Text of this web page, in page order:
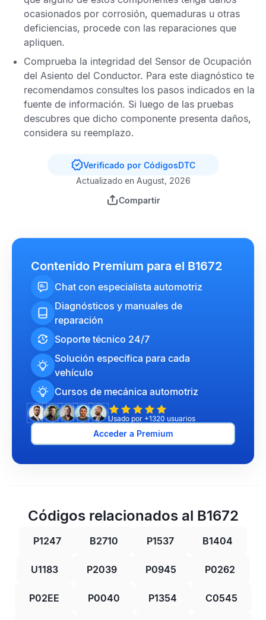
ocasionados por corrosión, quemaduras u otras
deficiencias, procede con las reparaciones que
apliquen.
Comprueba la integridad del Sensor de Ocupación
del Asiento del Conductor. Para este diagnóstico te
recomendamos consultes los pasos indicados en la
fuente de información. Si luego de las pruebas
descubres que dicho componente presenta daños,
considera su reemplazo.
Verificado por CódigosDTC
Actualizado en August, 2026
Compartir
Contenido Premium para el B1672
Chat con especialista automotriz
Diagnósticos y manuales de
reparación
Soporte técnico 24/7
Solución específica para cada
vehículo
Cursos de mecánica automotriz
Usado por +1320 usuarios
Acceder a Premium
Códigos relacionados al B1672
P1247 B2710 P1537 B1404
U1183 P2039 P0945 P0262
P02EE P0040 P1354 C0545